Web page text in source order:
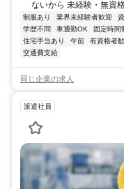
ないから 未経験・無資
制服あり 業界未経験者歓迎
学歴不問
車通勤OK 固定時間
住宅手当あり
午前 有資格者
交通費支給
同じ企業の求人
派遣社員